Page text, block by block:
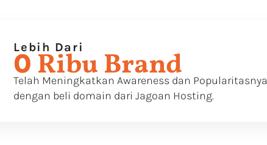
Lebih Dari
0 Ribu Brand
Telah Meningkatkan Awareness dan Popularitasnya
dengan beli domain dari Jagoan Hosting.